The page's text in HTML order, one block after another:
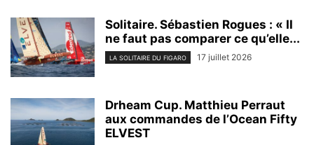
Solitaire. Sébastien Rogues : « Il
ne faut pas comparer ce qu’elle...
LA SOLITAIRE DU FIGARO 17 juillet 2026
Drheam Cup. Matthieu Perraut
aux commandes de l’Ocean Fifty
ELVEST